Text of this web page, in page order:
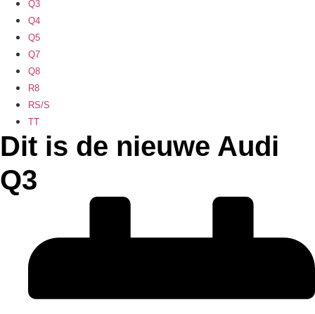
Q3
Q4
Q5
Q7
Q8
R8
RS/S
TT
Dit is de nieuwe Audi
Q3